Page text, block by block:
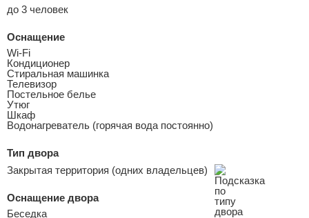
до 3 человек
Оснащение
Wi-Fi
Кондиционер
Стиральная машинка
Телевизор
Постельное белье
Утюг
Шкаф
Водонагреватель (горячая вода постоянно)
Тип двора
Закрытая территория (одних владельцев)
Оснащение двора
Беседка